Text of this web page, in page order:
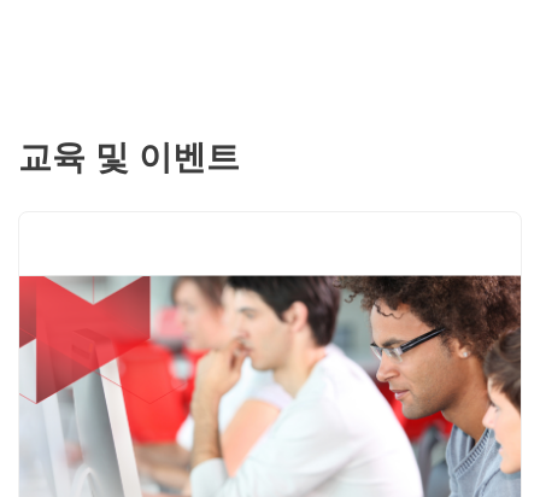
교육 및 이벤트